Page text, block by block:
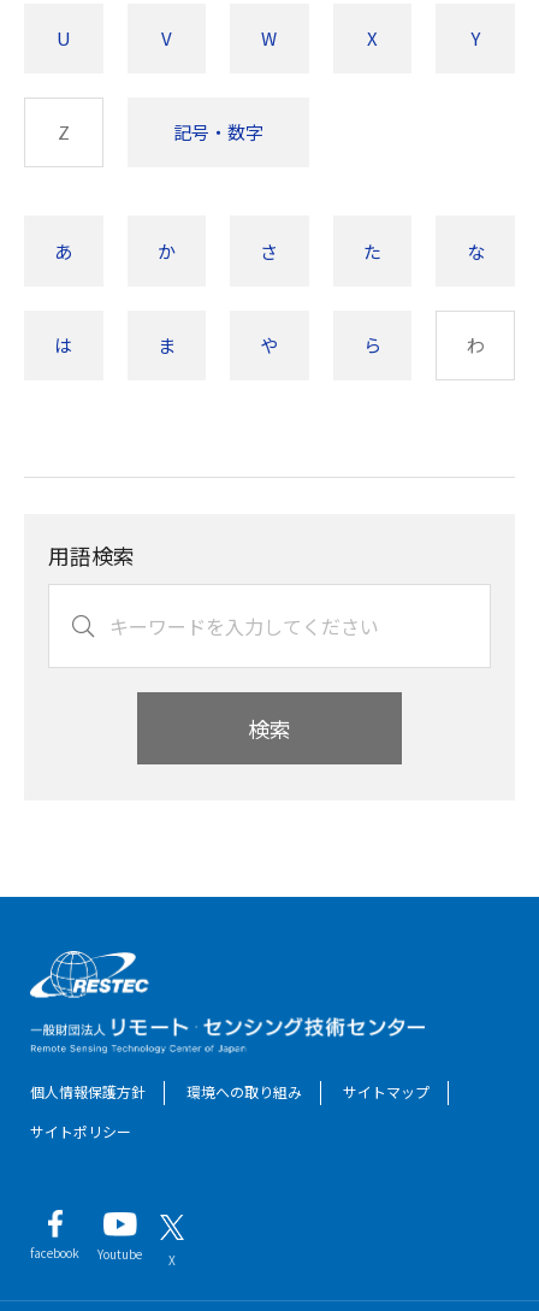
U V W X Y
Z 記号・数字
あ か さ た な
は ま や ら わ
用語検索
検索
個人情報保護方針 環境への取り組み
サイトマップ
サイトポリシー
facebook Youtube X